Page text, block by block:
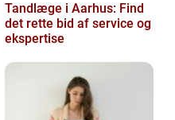
Tandlæge i Aarhus: Find
det rette bid af service og
ekspertise